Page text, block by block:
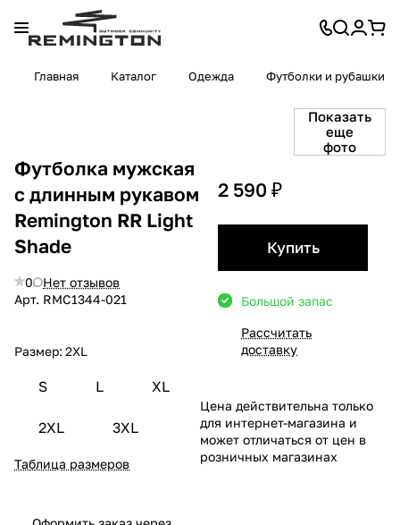
Главная Каталог Одежда Футболки и рубашки
Показать
еще
фото
Футболка мужская
с длинным рукавом
Remington RR Light
Shade
0
Нет отзывов
Арт. RMС1344-021
Размер: 2XL
S L XL
2XL 3XL
Таблица размеров
2 590 ₽
Купить
Большой запас
Рассчитать
доставку
Цена действительна только
для интернет-магазина и
может отличаться от цен в
розничных магазинах